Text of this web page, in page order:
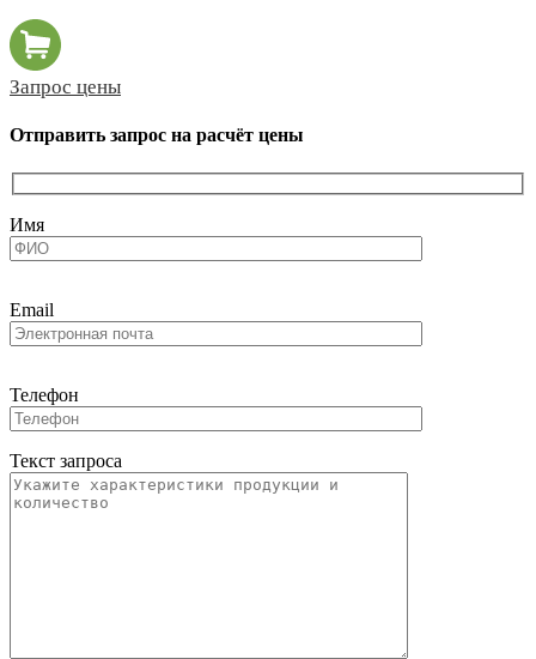
Запрос цены
Отправить запрос на расчёт цены
Имя
Email
Телефон
Текст запроса